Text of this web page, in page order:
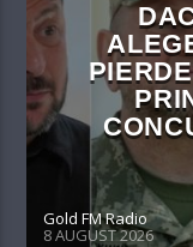
Gold FM Radio
8 AUGUST 2026